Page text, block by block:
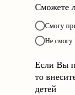
Сможете
Смогу
Не смогу
Если Вы
то
детей